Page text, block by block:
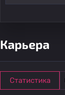
Карьера
Статистика